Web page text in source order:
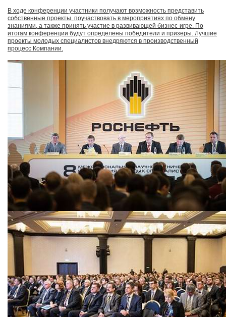
В ходе конференции участники получают возможность представить
собственные проекты, поучаствовать в мероприятиях по обмену
знаниями, а также принять участие в развивающей бизнес-игре. По
итогам конференции будут определены победители и призеры. Лучшие
проекты молодых специалистов внедряются в производственный
процесс Компании.